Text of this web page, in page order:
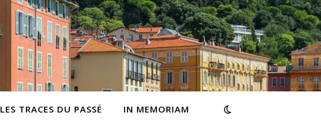
LES TRACES DU PASSÉ IN MEMORIAM